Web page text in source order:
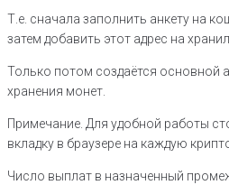
Т.е. сначала заполнить анкету на
затем добавить этот адрес на
Только потом создаётся основной
хранения монет.
Примечание. Для удобной работы
вкладку в браузере на каждую
Число выплат в назначенный